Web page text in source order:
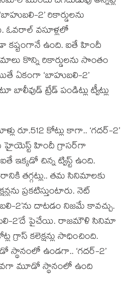
2’ రికార్డులను
ఓవరాల్ వసూళ్లలో
కష్టంగానే ఉంది. ఐతే హిందీ
కొన్ని రికార్డులను సొంతం
ఏకంగా ‘బాహుబలి-2’
బాలీవుడ్ ట్రేడ్ పండిట్లు ట్వీట్లు
రూ.512 కోట్లు కాగా.. ‘గదర్-2’
హైయెస్ట్ హిందీ గ్రాసర్‌గా
ఇక్కడో చిన్న ట్విస్ట్ ఉంది.
తగ్గట్లు.. తమ సినిమాలకు
ప్రకటిస్తుంటారు. నెట్
2’ను దాటడం నిజమే కావచ్చు.
2’దే పైచేయి. రాజమౌళి సినిమా
కలెక్షన్లు సాధించింది.
స్థానంలో ఉండగా.. ‘గదర్-2’
మూడో స్థానంలో ఉంది